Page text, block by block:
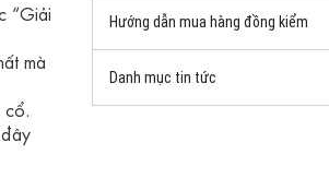
“Giải
mà
Hướng dẫn mua hàng đồng kiểm
Danh mục tin tức